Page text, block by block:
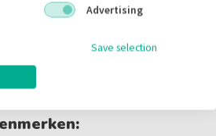
. Bestel vandaag nog en
dagelijkse werkzaamheden.
volgende maten:
Handschoenenpassen zich aan
vermoeidheid aan het einde van de
de handschoenen niet
vorm behouden.
Advertising
Save selection